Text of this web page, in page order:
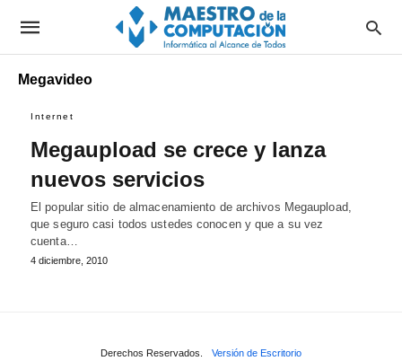
Megavideo
Internet
Megaupload se crece y lanza
nuevos servicios
El popular sitio de almacenamiento de archivos Megaupload,
que seguro casi todos ustedes conocen y que a su vez
cuenta…
4 diciembre, 2010
Derechos Reservados. Versión de Escritorio